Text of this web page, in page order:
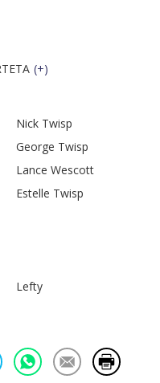
(+)
Nick Twisp
George Twisp
Lance Wescott
Estelle Twisp
Lefty